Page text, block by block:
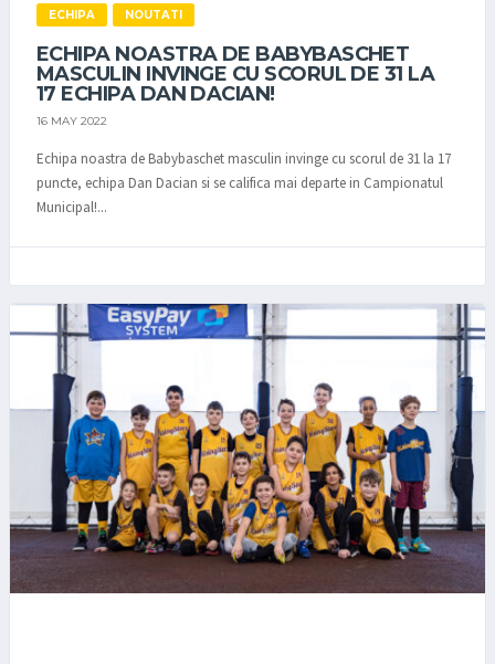
ECHIPA NOUTATI
ECHIPA NOASTRA DE BABYBASCHET
MASCULIN INVINGE CU SCORUL DE 31 LA
17 ECHIPA DAN DACIAN!
16 MAY 2022
Echipa noastra de Babybaschet masculin invinge cu scorul de 31 la 17
puncte, echipa Dan Dacian si se califica mai departe in Campionatul
Municipal!...